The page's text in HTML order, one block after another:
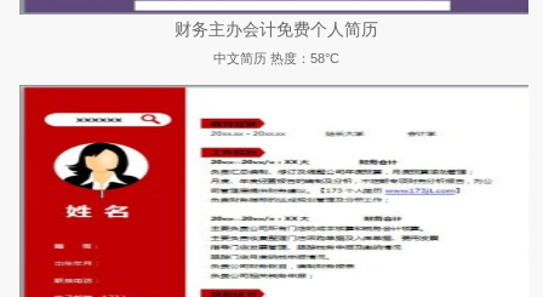
财务主办会计免费个人简历
中文简历 热度：58°C